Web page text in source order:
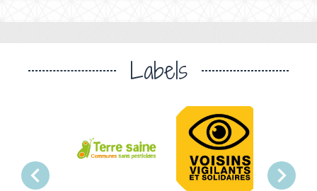
Labels
chevron_left chevron_right